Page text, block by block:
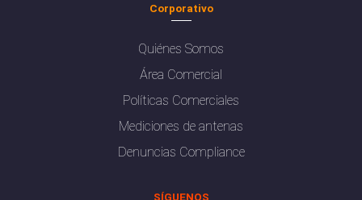
Corporativo
Quiénes Somos
Área Comercial
Políticas Comerciales
Mediciones de antenas
Denuncias Compliance
SÍGUENOS